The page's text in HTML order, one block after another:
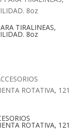
TIRALINEAS,
8oz
ROTATIVA, 121